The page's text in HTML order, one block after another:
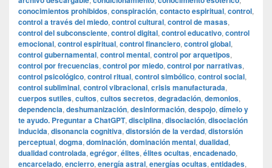
conocimientos prohibidos, conspiración, contacto espiritual, control,
control a través del miedo, control cultural, control de masas,
control del subconsciente, control digital, control educativo, control
emocional, control espiritual, control financiero, control global,
control gubernamental, control mental, control por arquetipos,
control por frecuencias, control por miedo, control por narrativas,
control psicológico, control ritual, control simbólico, control social,
control subliminal, control vibracional, crisis manufacturada,
cuerpos sutiles, cultos, cultos secretos, degradación, demonios,
dependencia, deshumanización, desinformación, despojo, dímelo y
te ayudo. Preguntar a ChatGPT, disciplina, disociación, disociación
inducida, disonancia cognitiva, distorsión de la verdad, distorsión
perceptual, dogma, dominación, dominación mental, dualidad,
dualidad controlada, egrégor, élites, élites ocultas, encadenado,
encarcelado, encierro, energía astral, energías ocultas, entidades,